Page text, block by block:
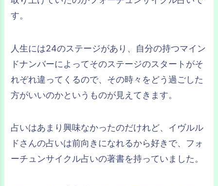
す。
人生には24のステージがあり、自分の持つマイン
ドナンバーによってそのステージのスタートがそ
れぞれ違ってくるので、その時々をどう過ごした
方がいいのかというものが見えてきます。
占いはあまり興味なかったのだけれど、イヴルル
ドさんの占いは前向きになれるから好きで、フォ
ーチュンサイクル占いの著書を持っていました。